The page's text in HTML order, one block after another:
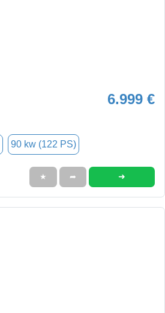
6.999 €
90 kw (122 PS)
★ ➦ ➜